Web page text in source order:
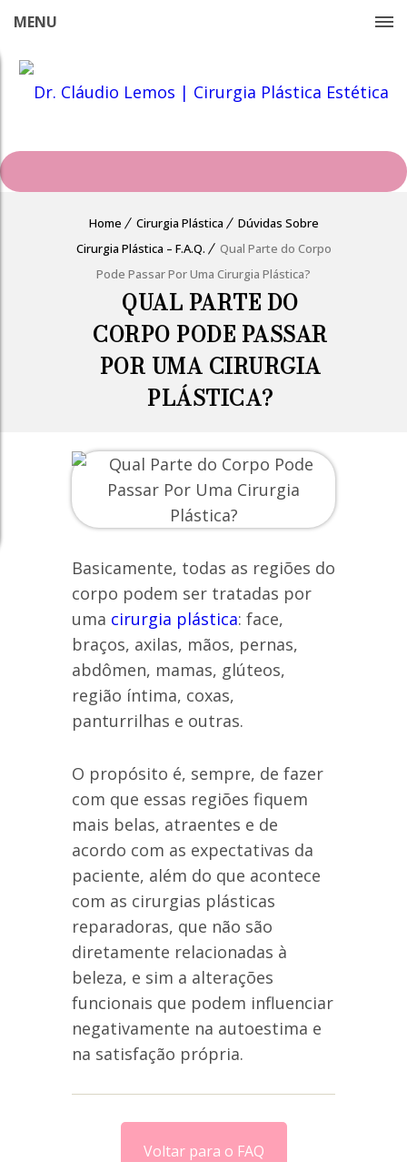
MENU
Home Cirurgia Plástica
Dúvidas Sobre
Cirurgia Plástica – F.A.Q.
Qual Parte do Corpo
Pode Passar Por Uma Cirurgia Plástica?
QUAL PARTE DO
CORPO PODE PASSAR
POR UMA CIRURGIA
PLÁSTICA?
Basicamente, todas as regiões do
corpo podem ser tratadas por
uma cirurgia plástica: face,
braços, axilas, mãos, pernas,
abdômen, mamas, glúteos,
região íntima, coxas,
panturrilhas e outras.
O propósito é, sempre, de fazer
com que essas regiões fiquem
mais belas, atraentes e de
acordo com as expectativas da
paciente, além do que acontece
com as cirurgias plásticas
reparadoras, que não são
diretamente relacionadas à
beleza, e sim a alterações
funcionais que podem influenciar
negativamente na autoestima e
na satisfação própria.
Voltar para o FAQ